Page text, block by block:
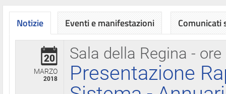
Notizie
Sala della Regina - ore
20
MARZO
2018
Presentazione
Eventi e manifestazioni Comunicati